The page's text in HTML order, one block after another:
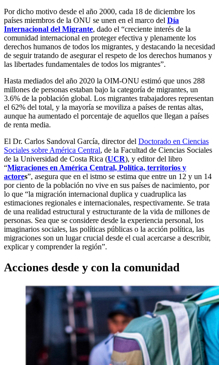
Por dicho motivo desde el año 2000, cada 18 de diciembre los
países miembros de la ONU se unen en el marco del Día
Internacional del Migrante, dado el “creciente interés de la
comunidad internacional en proteger efectiva y plenamente los
derechos humanos de todos los migrantes, y destacando la necesidad
de seguir tratando de asegurar el respeto de los derechos humanos y
las libertades fundamentales de todos los migrantes”.
Hasta mediados del año 2020 la OIM-ONU estimó que unos 288
millones de personas estaban bajo la categoría de migrantes, un
3.6% de la población global. Los migrantes trabajadores representan
el 62% del total, y la mayoría se moviliza a países de rentas altas,
aunque ha aumentado el porcentaje de aquellos que llegan a países
de renta media.
El Dr. Carlos Sandoval García, director del Doctorado en Ciencias
Sociales sobre América Central, de la Facultad de Ciencias Sociales
de la Universidad de Costa Rica (UCR), y editor del libro
“Migraciones en América Central, Política, territorios y
actores”, asegura que en el istmo se estima que entre un 12 y un 14
por ciento de la población no vive en sus países de nacimiento, por
lo que “la migración internacional duplica y cuadruplica las
estimaciones regionales e internacionales, respectivamente. Se trata
de una realidad estructural y estructurante de la vida de millones de
personas. Sea que se considere desde la experiencia personal, los
imaginarios sociales, las políticas públicas o la acción política, las
migraciones son un lugar crucial desde el cual acercarse a describir,
explicar y comprender la región”.
Acciones desde y con la comunidad